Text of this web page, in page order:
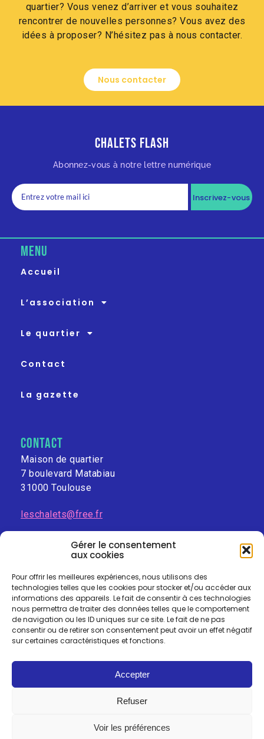
Gérer le consentement
aux cookies
Pour offrir les meilleures expériences, nous utilisons des
technologies telles que les cookies pour stocker et/ou accéder aux
informations des appareils. Le fait de consentir à ces technologies
nous permettra de traiter des données telles que le comportement
de navigation ou les ID uniques sur ce site. Le fait de ne pas
consentir ou de retirer son consentement peut avoir un effet négatif
sur certaines caractéristiques et fonctions.
Accepter
Refuser
Voir les préférences
quartier? Vous venez d’arriver et vous souhaitez
rencontrer de nouvelles personnes? Vous avez des
idées à proposer? N’hésitez pas à nous contacter.
Nous contacter
Chalets Flash
Abonnez-vous à notre lettre numérique
Inscrivez-vous
MENU
Accueil
L’association
Le quartier
Contact
La gazette
contact
Maison de quartier
7 boulevard Matabiau
31000 Toulouse
leschalets@free.fr
Mentions-légalesIPolitique de confidentialitéI
Politique des cookies